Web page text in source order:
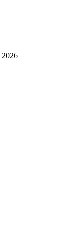
2026